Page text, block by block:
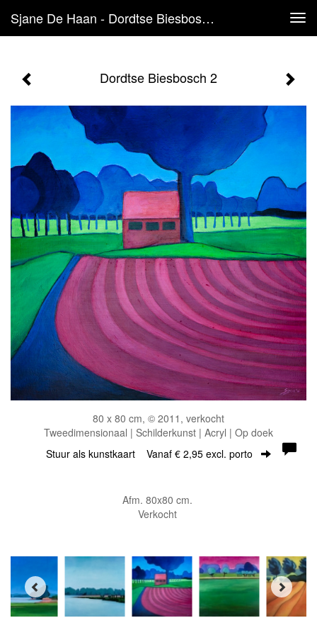
Sjane De Haan - Dordtse Biesbosch 2
Dordtse Biesbosch 2
80 x 80 cm, © 2011, verkocht
Tweedimensionaal | Schilderkunst | Acryl | Op doek
Stuur als kunstkaart Vanaf € 2,95 excl. porto
Afm. 80x80 cm.
Verkocht